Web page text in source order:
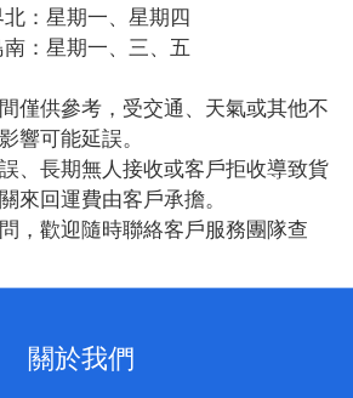
北：星期一、星期四
：星期一、三、五
僅供參考，受交通、天氣或其他不
響可能延誤。
、長期無人接收或客戶拒收導致貨
來回運費由客戶承擔。
，歡迎隨時聯絡客戶服務團隊查
關於我們